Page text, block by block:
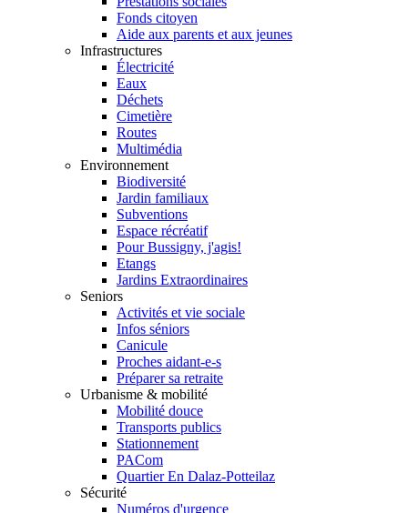
Fonds citoyen
Aide aux parents et aux jeunes
Infrastructures
Électricité
Eaux
Déchets
Cimetière
Routes
Multimédia
Environnement
Biodiversité
Jardin familiaux
Subventions
Espace récréatif
Pour Bussigny, j'agis!
Etangs
Jardins Extraordinaires
Seniors
Activités et vie sociale
Infos séniors
Canicule
Proches aidant-e-s
Préparer sa retraite
Urbanisme & mobilité
Mobilité douce
Transports publics
Stationnement
PACom
Quartier En Dalaz-Potteilaz
Sécurité
Numéros d'urgence